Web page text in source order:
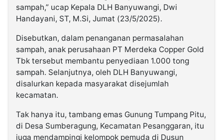
sampah,” ucap Kepala DLH Banyuwangi, Dwi
Handayani, ST, M.Si, Jumat (23/5/2025).
Disebutkan, dalam penanganan permasalahan
sampah, anak perusahaan PT Merdeka Copper Gold
Tbk tersebut membantu penyediaan 1.000 tong
sampah. Selanjutnya, oleh DLH Banyuwangi,
disalurkan kepada masyarakat disejumlah
kecamatan.
Tak hanya itu, tambang emas Gunung Tumpang Pitu,
di Desa Sumberagung, Kecamatan Pesanggaran, itu
juga mendampingi kelompok pemuda di Dusun